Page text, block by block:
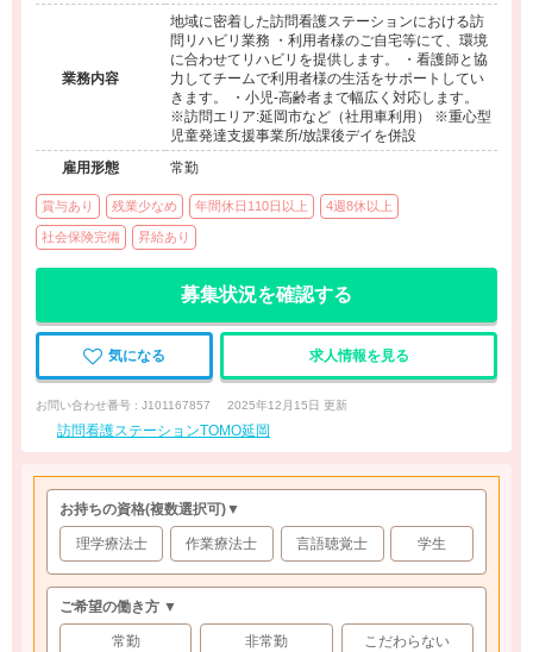
業務内容
地域に密着した訪問看護ステーションにおける訪
問リハビリ業務 ・利用者様のご自宅等にて、環境
に合わせてリハビリを提供します。 ・看護師と協
力してチームで利用者様の生活をサポートしてい
きます。 ・小児-高齢者まで幅広く対応します。
※訪問エリア:延岡市など（社用車利用） ※重心型
児童発達支援事業所/放課後デイを併設
雇用形態
常勤
賞与あり 残業少なめ 年間休日110日以上 4週8休以上
社会保険完備 昇給あり
募集状況を確認する
気になる 求人情報を見る
お問い合わせ番号 : J101167857 2025年12月15日 更新
訪問看護ステーションTOMO延岡
お持ちの資格(複数選択可)▼
理学療法士 作業療法士 言語聴覚士 学生
ご希望の働き方 ▼
常勤 非常勤 こだわらない